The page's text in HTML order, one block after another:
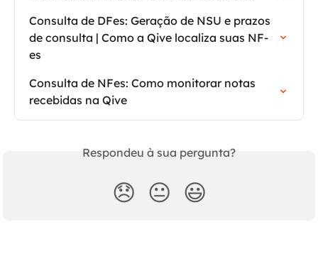
Consulta de DFes: Geração de NSU e prazos
de consulta | Como a Qive localiza suas NF-
es
Consulta de NFes: Como monitorar notas
recebidas na Qive
Respondeu à sua pergunta?
😞 😐 😃